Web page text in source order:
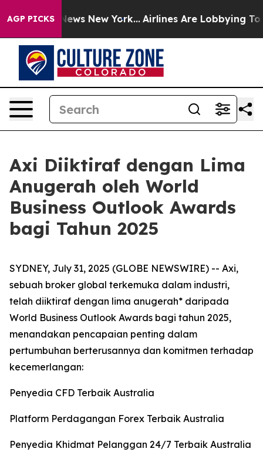
AGP PICKS
CBS News New York... Airlines Are Lobbying To
Axi Diiktiraf dengan Lima
Anugerah oleh World
Business Outlook Awards
bagi Tahun 2025
SYDNEY, July 31, 2025 (GLOBE NEWSWIRE) -- Axi,
sebuah broker global terkemuka dalam industri,
telah diiktiraf dengan lima anugerah* daripada
World Business Outlook Awards bagi tahun 2025,
menandakan pencapaian penting dalam
pertumbuhan berterusannya dan komitmen terhadap
kecemerlangan:
Penyedia CFD Terbaik Australia
Platform Perdagangan Forex Terbaik Australia
Penyedia Khidmat Pelanggan 24/7 Terbaik Australia